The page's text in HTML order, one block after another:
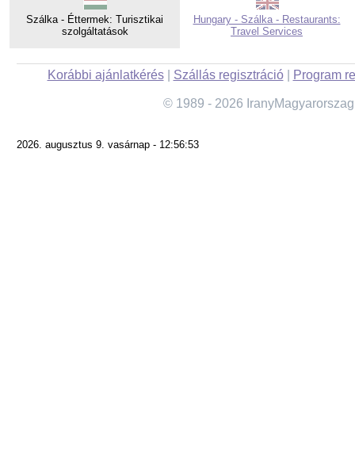
Szálka - Éttermek: Turisztikai
szolgáltatások
Hungary - Szálka - Restaurants:
Travel Services
Korábbi ajánlatkérés| Szállás regisztráció| Program
© 1989 - 2026
2026. augusztus 9. vasárnap - 12:56:53